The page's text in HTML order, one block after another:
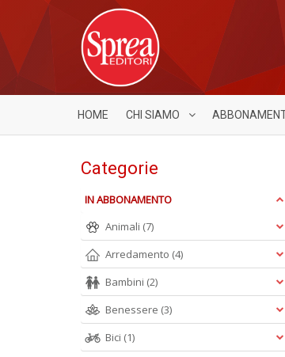
HOME CHI SIAMO
Categorie
IN ABBONAMENTO
Animali (7)
Arredamento (4)
Bambini (2)
Benessere (3)
Bici (1)